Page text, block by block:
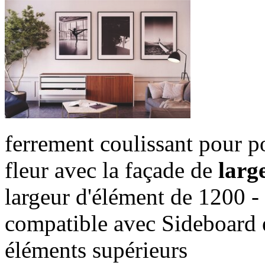
ferrement coulissant pour
fleur avec la façade de
largeur d'élément de 1200
compatible avec
éléments supérieurs